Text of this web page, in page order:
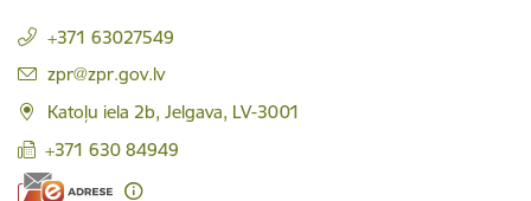
+371 63027549
E-pasts:
zpr@zpr.gov.lv
Katoļu iela 2b, Jelgava, LV-3001
+371 630 84949